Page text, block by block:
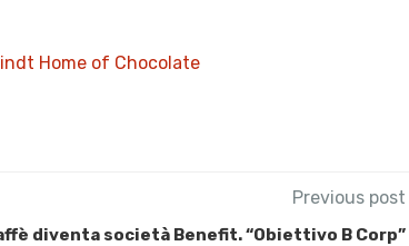
Home of Chocolate
Previous post
diventa società Benefit. “Obiettivo B Corp”